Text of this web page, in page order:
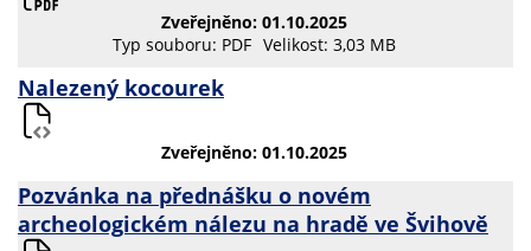
Zveřejněno: 01.10.2025
Typ souboru: PDF Velikost: 3,03 MB
Nalezený kocourek
Zveřejněno: 01.10.2025
Pozvánka na přednášku o novém
archeologickém nálezu na hradě ve Švihově